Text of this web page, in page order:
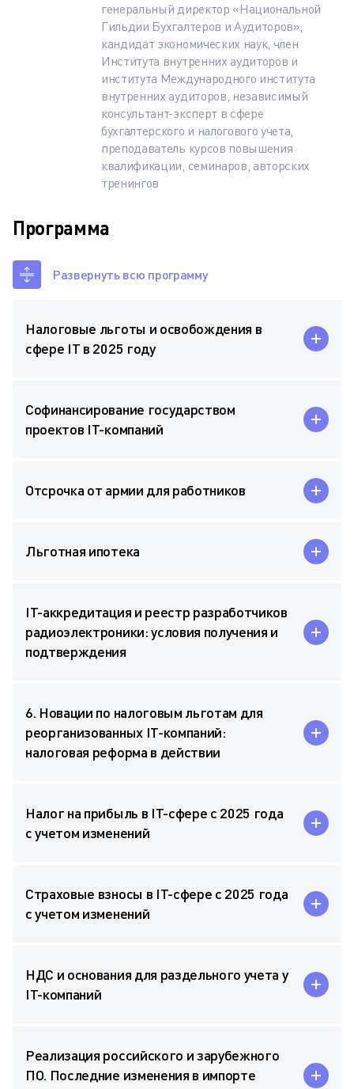
генеральный директор «Национальной
Гильдии Бухгалтеров и Аудиторов»,
кандидат экономических наук, член
Института внутренних аудиторов и
института Международного института
внутренних аудиторов, независимый
консультант-эксперт в сфере
бухгалтерского и налогового учета,
преподаватель курсов повышения
квалификации, семинаров, авторских
тренингов
Программа
Развернуть всю программу
Налоговые льготы и освобождения в
сфере IT в 2025 году
Софинансирование государством
проектов IT-компаний
Отсрочка от армии для работников
Льготная ипотека
IT-аккредитация и реестр разработчиков
радиоэлектроники: условия получения и
подтверждения
6. Новации по налоговым льготам для
реорганизованных IT-компаний:
налоговая реформа в действии
Налог на прибыль в IT-сфере с 2025 года
с учетом изменений
Страховые взносы в IT-сфере с 2025 года
с учетом изменений
НДС и основания для раздельного учета у
IT-компаний
Реализация российского и зарубежного
ПО. Последние изменения в импорте